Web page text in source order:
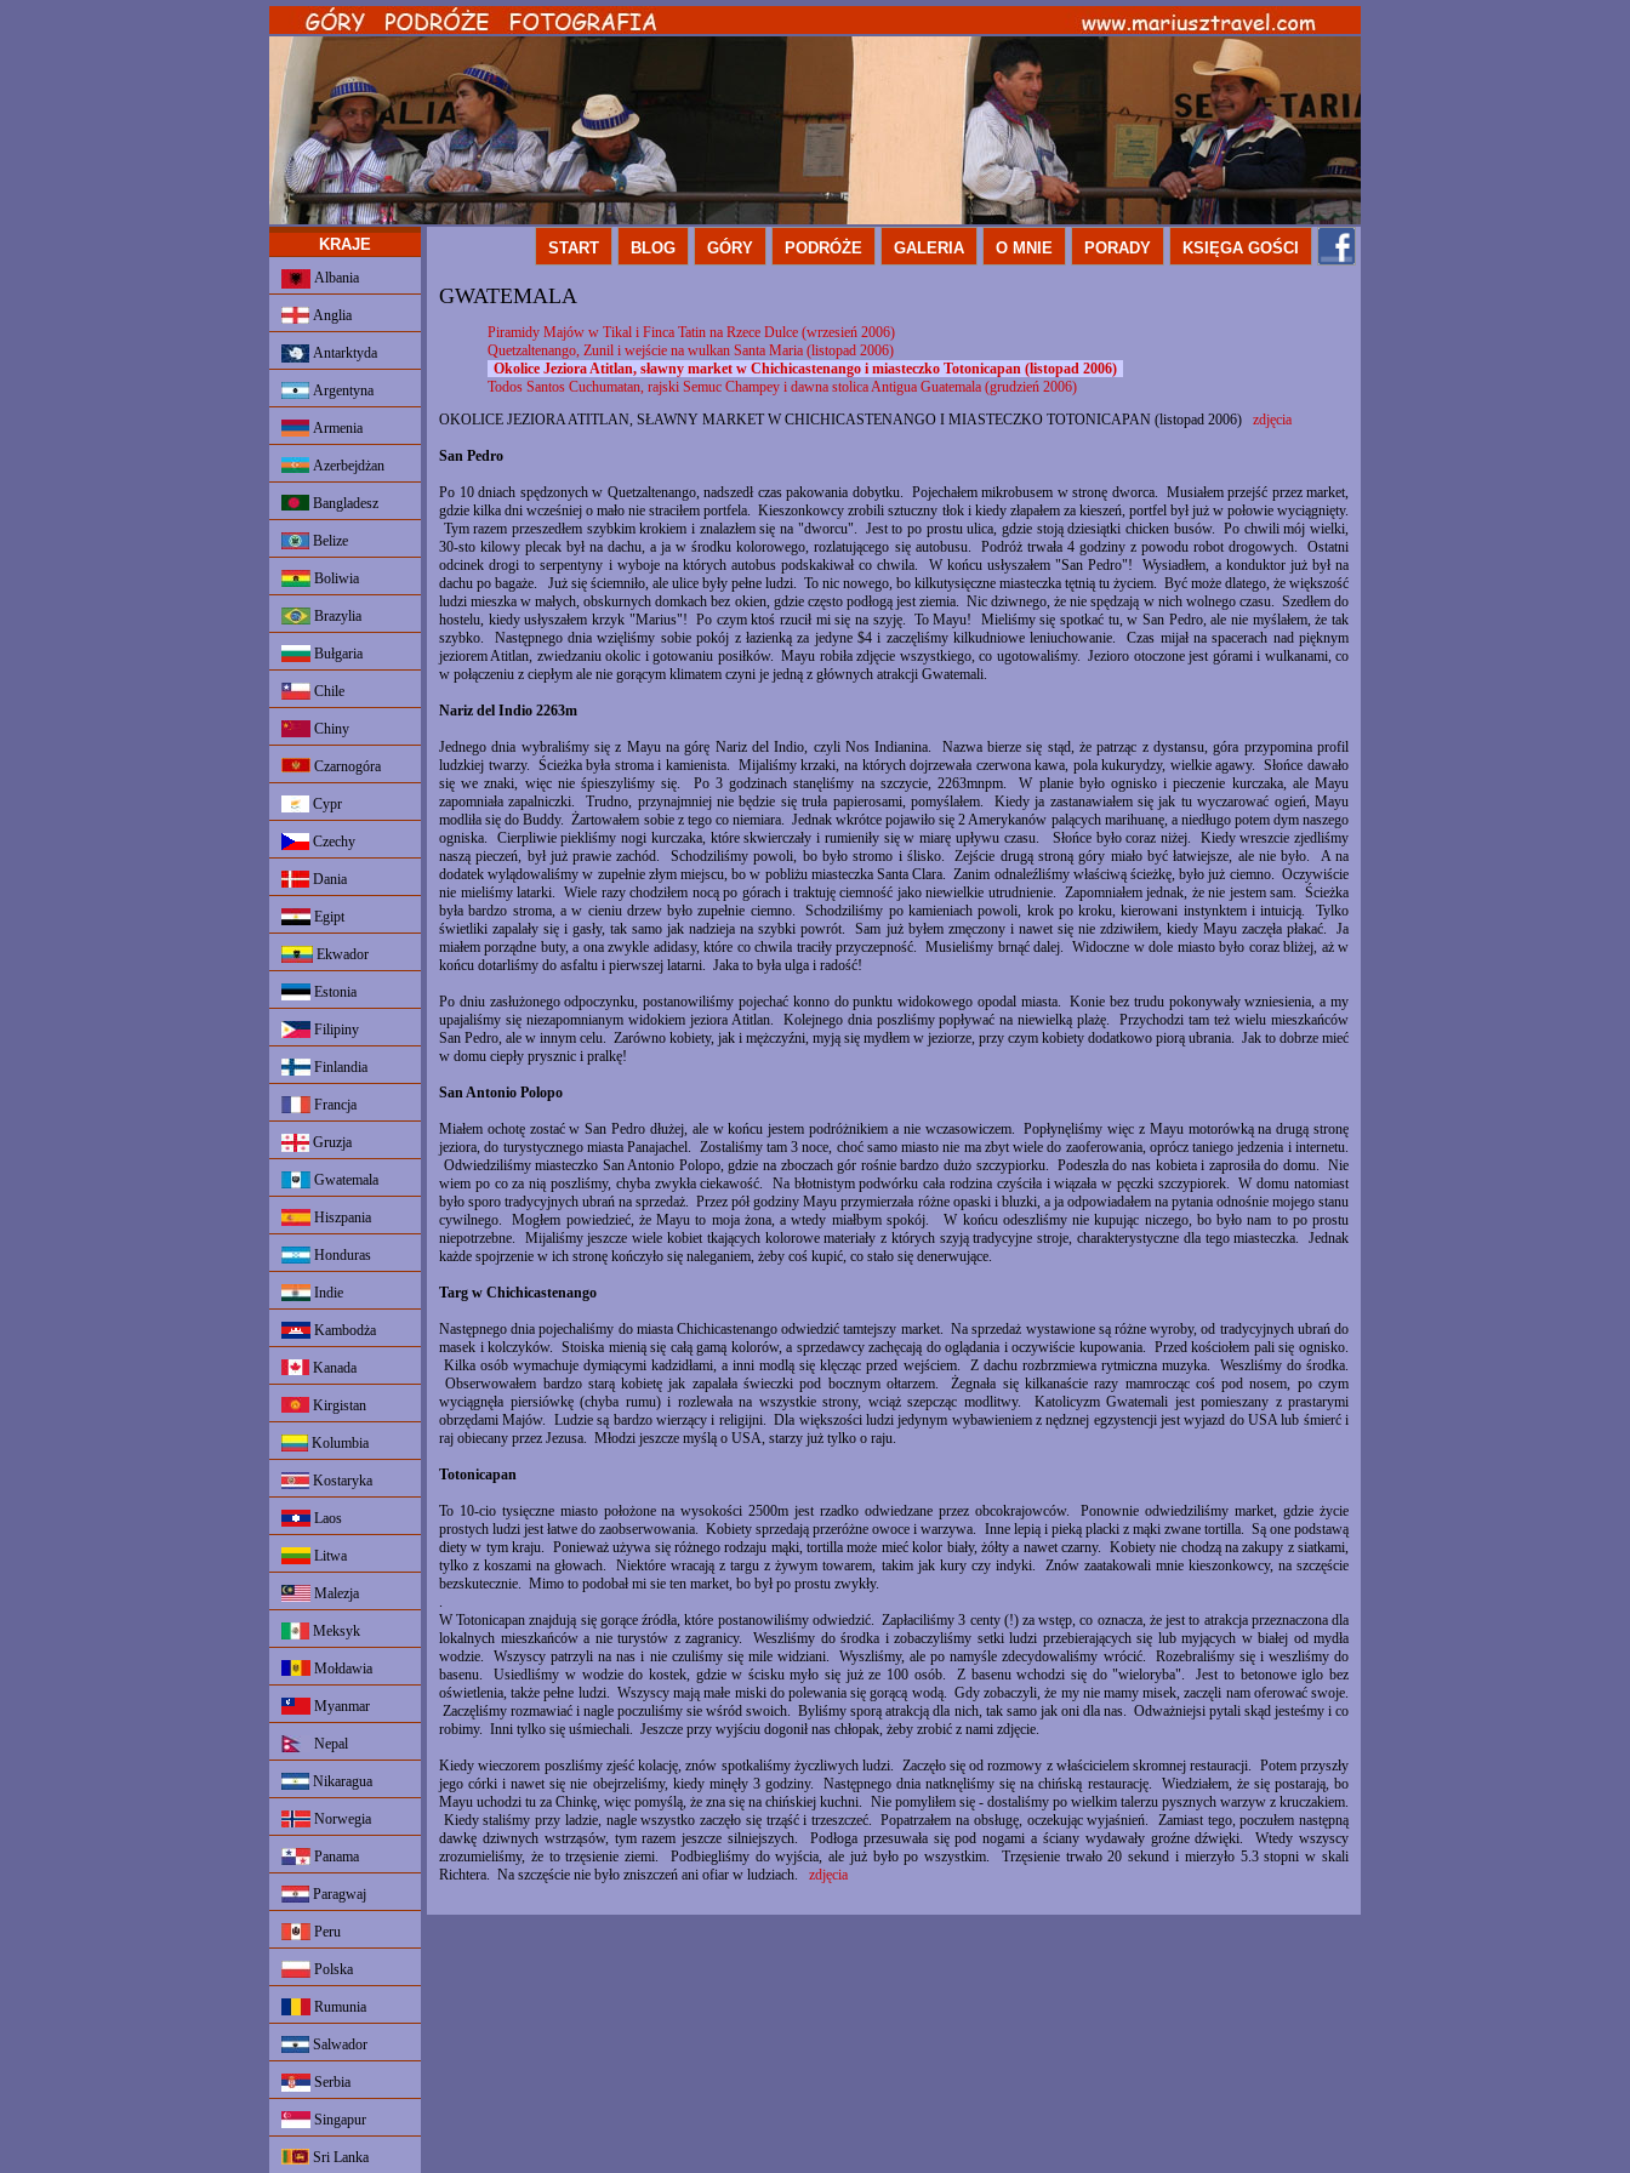
START BLOG GÓRY PODRÓŻE GALERIA O MNIE PORADY KSIĘGA GOŚCI
KRAJE
Albania
Anglia
Antarktyda
Argentyna
Armenia
Azerbejdżan
Bangladesz
Belize
Boliwia
Brazylia
Bułgaria
Chile
Chiny
Czarnogóra
Cypr
Czechy
Dania
Egipt
Ekwador
Estonia
Filipiny
Finlandia
Francja
Gruzja
Gwatemala
Hiszpania
Honduras
Indie
Kambodża
Kanada
Kirgistan
Kolumbia
Kostaryka
Laos
Litwa
Malezja
Meksyk
Mołdawia
Myanmar
Nepal
Nikaragua
Norwegia
Panama
Paragwaj
Peru
Polska
Rumunia
Salwador
Serbia
Singapur
Sri Lanka
GWATEMALA
Piramidy Majów w Tikal i Finca Tatin na Rzece Dulce (wrzesień 2006)
Quetzaltenango, Zunil i wejście na wulkan Santa Maria (listopad 2006)
Okolice Jeziora Atitlan, sławny market w Chichicastenango i miasteczko Totonicapan (listopad 2006)
Todos Santos Cuchumatan, rajski Semuc Champey i dawna stolica Antigua Guatemala (grudzień 2006)
OKOLICE JEZIORA ATITLAN, SŁAWNY MARKET W CHICHICASTENANGO I MIASTECZKO TOTONICAPAN (listopad 2006) zdjęcia
San Pedro
Po 10 dniach spędzonych w Quetzaltenango, nadszedł czas pakowania dobytku. Pojechałem mikrobusem w stronę dworca. Musiałem przejść przez market,
gdzie kilka dni wcześniej o mało nie straciłem portfela. Kieszonkowcy zrobili sztuczny tłok i kiedy złapałem za kieszeń, portfel był już w połowie wyciągnięty.
Tym razem przeszedłem szybkim krokiem i znalazłem się na "dworcu". Jest to po prostu ulica, gdzie stoją dziesiątki chicken busów. Po chwili mój wielki,
30-sto kilowy plecak był na dachu, a ja w środku kolorowego, rozlatującego się autobusu. Podróż trwała 4 godziny z powodu robot drogowych. Ostatni
odcinek drogi to serpentyny i wyboje na których autobus podskakiwał co chwila. W końcu usłyszałem "San Pedro"! Wysiadłem, a konduktor już był na
dachu po bagaże. Już się ściemniło, ale ulice były pełne ludzi. To nic nowego, bo kilkutysięczne miasteczka tętnią tu życiem. Być może dlatego, że większość
ludzi mieszka w małych, obskurnych domkach bez okien, gdzie często podłogą jest ziemia. Nic dziwnego, że nie spędzają w nich wolnego czasu. Szedłem do
hostelu, kiedy usłyszałem krzyk "Marius"! Po czym ktoś rzucił mi się na szyję. To Mayu! Mieliśmy się spotkać tu, w San Pedro, ale nie myślałem, że tak
szybko. Następnego dnia wzięliśmy sobie pokój z łazienką za jedyne $4 i zaczęliśmy kilkudniowe leniuchowanie. Czas mijał na spacerach nad pięknym
jeziorem Atitlan, zwiedzaniu okolic i gotowaniu posiłków. Mayu robiła zdjęcie wszystkiego, co ugotowaliśmy. Jezioro otoczone jest górami i wulkanami, co
w połączeniu z ciepłym ale nie gorącym klimatem czyni je jedną z głównych atrakcji Gwatemali.
Nariz del Indio 2263m
Jednego dnia wybraliśmy się z Mayu na górę Nariz del Indio, czyli Nos Indianina. Nazwa bierze się stąd, że patrząc z dystansu, góra przypomina profil
ludzkiej twarzy. Ścieżka była stroma i kamienista. Mijaliśmy krzaki, na których dojrzewała czerwona kawa, pola kukurydzy, wielkie agawy. Słońce dawało
się we znaki, więc nie śpieszyliśmy się. Po 3 godzinach stanęliśmy na szczycie, 2263mnpm. W planie było ognisko i pieczenie kurczaka, ale Mayu
zapomniała zapalniczki. Trudno, przynajmniej nie będzie się truła papierosami, pomyślałem. Kiedy ja zastanawiałem się jak tu wyczarować ogień, Mayu
modliła się do Buddy. Żartowałem sobie z tego co niemiara. Jednak wkrótce pojawiło się 2 Amerykanów palących marihuanę, a niedługo potem dym naszego
ogniska. Cierpliwie piekliśmy nogi kurczaka, które skwierczały i rumieniły się w miarę upływu czasu. Słońce było coraz niżej. Kiedy wreszcie zjedliśmy
naszą pieczeń, był już prawie zachód. Schodziliśmy powoli, bo było stromo i ślisko. Zejście drugą stroną góry miało być łatwiejsze, ale nie było. A na
dodatek wylądowaliśmy w zupełnie złym miejscu, bo w pobliżu miasteczka Santa Clara. Zanim odnaleźliśmy właściwą ścieżkę, było już ciemno. Oczywiście
nie mieliśmy latarki. Wiele razy chodziłem nocą po górach i traktuję ciemność jako niewielkie utrudnienie. Zapomniałem jednak, że nie jestem sam. Ścieżka
była bardzo stroma, a w cieniu drzew było zupełnie ciemno. Schodziliśmy po kamieniach powoli, krok po kroku, kierowani instynktem i intuicją. Tylko
świetliki zapalały się i gasły, tak samo jak nadzieja na szybki powrót. Sam już byłem zmęczony i nawet się nie zdziwiłem, kiedy Mayu zaczęła płakać. Ja
miałem porządne buty, a ona zwykle adidasy, które co chwila traciły przyczepność. Musieliśmy brnąć dalej. Widoczne w dole miasto było coraz bliżej, aż w
końcu dotarliśmy do asfaltu i pierwszej latarni. Jaka to była ulga i radość!
Po dniu zasłużonego odpoczynku, postanowiliśmy pojechać konno do punktu widokowego opodal miasta. Konie bez trudu pokonywały wzniesienia, a my
upajaliśmy się niezapomnianym widokiem jeziora Atitlan. Kolejnego dnia poszliśmy popływać na niewielką plażę. Przychodzi tam też wielu mieszkańców
San Pedro, ale w innym celu. Zarówno kobiety, jak i mężczyźni, myją się mydłem w jeziorze, przy czym kobiety dodatkowo piorą ubrania. Jak to dobrze mieć
w domu ciepły prysznic i pralkę!
San Antonio Polopo
Miałem ochotę zostać w San Pedro dłużej, ale w końcu jestem podróżnikiem a nie wczasowiczem. Popłynęliśmy więc z Mayu motorówką na drugą stronę
jeziora, do turystycznego miasta Panajachel. Zostaliśmy tam 3 noce, choć samo miasto nie ma zbyt wiele do zaoferowania, oprócz taniego jedzenia i internetu.
Odwiedziliśmy miasteczko San Antonio Polopo, gdzie na zboczach gór rośnie bardzo dużo szczypiorku. Podeszła do nas kobieta i zaprosiła do domu. Nie
wiem po co za nią poszliśmy, chyba zwykła ciekawość. Na błotnistym podwórku cała rodzina czyściła i wiązała w pęczki szczypiorek. W domu natomiast
było sporo tradycyjnych ubrań na sprzedaż. Przez pół godziny Mayu przymierzała różne opaski i bluzki, a ja odpowiadałem na pytania odnośnie mojego stanu
cywilnego. Mogłem powiedzieć, że Mayu to moja żona, a wtedy miałbym spokój. W końcu odeszliśmy nie kupując niczego, bo było nam to po prostu
niepotrzebne. Mijaliśmy jeszcze wiele kobiet tkających kolorowe materiały z których szyją tradycyjne stroje, charakterystyczne dla tego miasteczka. Jednak
każde spojrzenie w ich stronę kończyło się naleganiem, żeby coś kupić, co stało się denerwujące.
Targ w Chichicastenango
Następnego dnia pojechaliśmy do miasta Chichicastenango odwiedzić tamtejszy market. Na sprzedaż wystawione są różne wyroby, od tradycyjnych ubrań do
masek i kolczyków. Stoiska mienią się całą gamą kolorów, a sprzedawcy zachęcają do oglądania i oczywiście kupowania. Przed kościołem pali się ognisko.
Kilka osób wymachuje dymiącymi kadzidłami, a inni modlą się klęcząc przed wejściem. Z dachu rozbrzmiewa rytmiczna muzyka. Weszliśmy do środka.
Obserwowałem bardzo starą kobietę jak zapalała świeczki pod bocznym ołtarzem. Żegnała się kilkanaście razy mamrocząc coś pod nosem, po czym
wyciągnęła piersiówkę (chyba rumu) i rozlewała na wszystkie strony, wciąż szepcząc modlitwy. Katolicyzm Gwatemali jest pomieszany z prastarymi
obrzędami Majów. Ludzie są bardzo wierzący i religijni. Dla większości ludzi jedynym wybawieniem z nędznej egzystencji jest wyjazd do USA lub śmierć i
raj obiecany przez Jezusa. Młodzi jeszcze myślą o USA, starzy już tylko o raju.
Totonicapan
To 10-cio tysięczne miasto położone na wysokości 2500m jest rzadko odwiedzane przez obcokrajowców. Ponownie odwiedziliśmy market, gdzie życie
prostych ludzi jest łatwe do zaobserwowania. Kobiety sprzedają przeróżne owoce i warzywa. Inne lepią i pieką placki z mąki zwane tortilla. Są one podstawą
diety w tym kraju. Ponieważ używa się różnego rodzaju mąki, tortilla może mieć kolor biały, żółty a nawet czarny. Kobiety nie chodzą na zakupy z siatkami,
tylko z koszami na głowach. Niektóre wracają z targu z żywym towarem, takim jak kury czy indyki. Znów zaatakowali mnie kieszonkowcy, na szczęście
bezskutecznie. Mimo to podobał mi sie ten market, bo był po prostu zwykły.
.
W Totonicapan znajdują się gorące źródła, które postanowiliśmy odwiedzić. Zapłaciliśmy 3 centy (!) za wstęp, co oznacza, że jest to atrakcja przeznaczona dla
lokalnych mieszkańców a nie turystów z zagranicy. Weszliśmy do środka i zobaczyliśmy setki ludzi przebierających się lub myjących w białej od mydła
wodzie. Wszyscy patrzyli na nas i nie czuliśmy się mile widziani. Wyszliśmy, ale po namyśle zdecydowaliśmy wrócić. Rozebraliśmy się i weszliśmy do
basenu. Usiedliśmy w wodzie do kostek, gdzie w ścisku myło się już ze 100 osób. Z basenu wchodzi się do "wieloryba". Jest to betonowe iglo bez
oświetlenia, także pełne ludzi. Wszyscy mają małe miski do polewania się gorącą wodą. Gdy zobaczyli, że my nie mamy misek, zaczęli nam oferować swoje.
Zaczęliśmy rozmawiać i nagle poczuliśmy sie wśród swoich. Byliśmy sporą atrakcją dla nich, tak samo jak oni dla nas. Odważniejsi pytali skąd jesteśmy i co
robimy. Inni tylko się uśmiechali. Jeszcze przy wyjściu dogonił nas chłopak, żeby zrobić z nami zdjęcie.
Kiedy wieczorem poszliśmy zjeść kolację, znów spotkaliśmy życzliwych ludzi. Zaczęło się od rozmowy z właścicielem skromnej restauracji. Potem przyszły
jego córki i nawet się nie obejrzeliśmy, kiedy minęły 3 godziny. Następnego dnia natknęliśmy się na chińską restaurację. Wiedziałem, że się postarają, bo
Mayu uchodzi tu za Chinkę, więc pomyślą, że zna się na chińskiej kuchni. Nie pomyliłem się - dostaliśmy po wielkim talerzu pysznych warzyw z kruczakiem.
Kiedy staliśmy przy ladzie, nagle wszystko zaczęło się trząść i trzeszczeć. Popatrzałem na obsługę, oczekując wyjaśnień. Zamiast tego, poczułem następną
dawkę dziwnych wstrząsów, tym razem jeszcze silniejszych. Podłoga przesuwała się pod nogami a ściany wydawały groźne dźwięki. Wtedy wszyscy
zrozumieliśmy, że to trzęsienie ziemi. Podbiegliśmy do wyjścia, ale już było po wszystkim. Trzęsienie trwało 20 sekund i mierzyło 5.3 stopni w skali
Richtera. Na szczęście nie było zniszczeń ani ofiar w ludziach. zdjęcia